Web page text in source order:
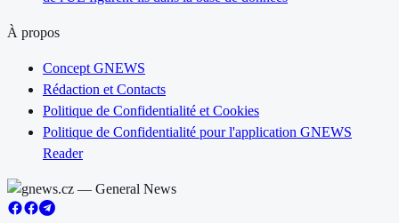
À propos
Concept GNEWS
Rédaction et Contacts
Politique de Confidentialité et Cookies
Politique de Confidentialité pour l'application GNEWS
Reader